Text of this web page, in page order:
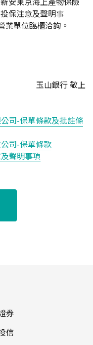
保注意及聲明事
業單位臨櫃洽詢。
玉山銀行 敬上
司-保單條款及批註條
司-保單條款
聲明事項
券
信